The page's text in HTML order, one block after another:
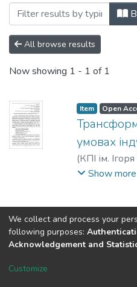
Browsing B2B
All browse results
Now showing 1 - 1 of 1
Item Open
умовах
(КПІ ім.
Вікторія
Show more
DSpace software
We collect and process your
following purposes:
Acknowledgement and
Customize